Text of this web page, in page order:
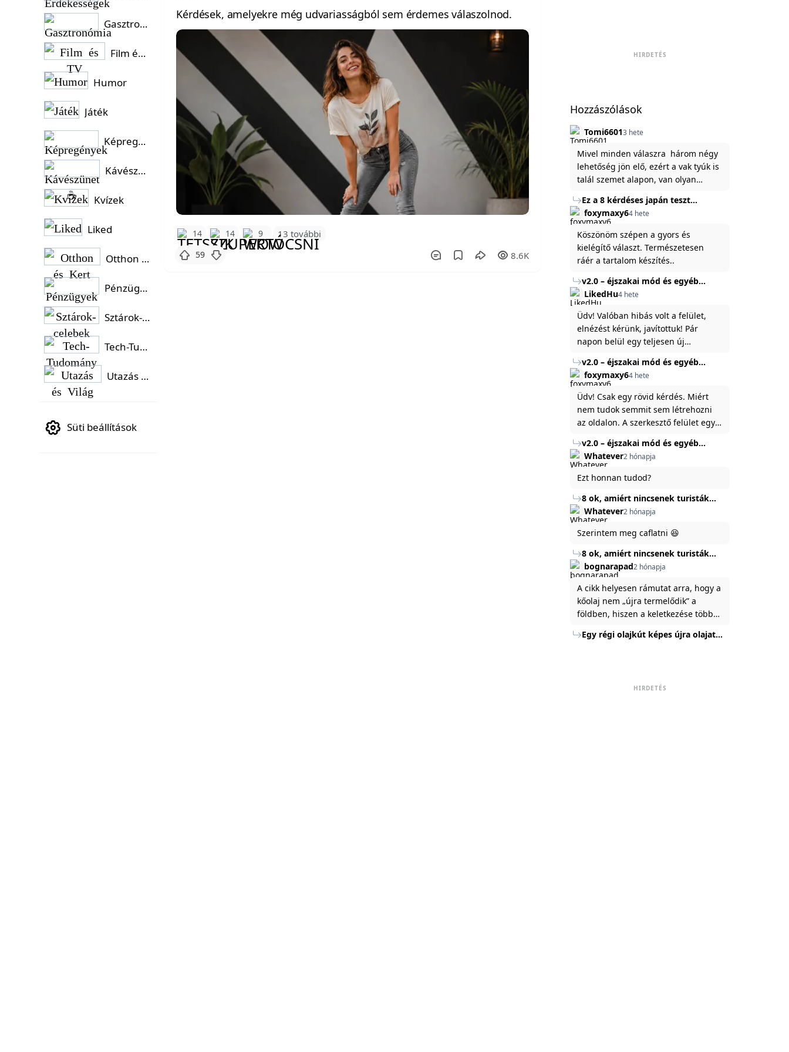
Kérdések, amelyekre még udvariasságból sem érdemes válaszolnod.
14 14 9 13 további
59 8.6K
HIRDETÉS
Hozzászólások
Tomi66013 hete
Mivel minden válaszra három négy
lehetőség jön elő, ezért a vak tyúk is
talál szemet alapon, van olyan
Ez a 8 kérdéses japán teszt
hibátlanul feltárja az igazságot
rólad
foxymaxy64 hete
Köszönöm szépen a gyors és
kielégítő választ. Természetesen
ráér a tartalom készítés..
v2.0 – éjszakai mód és egyéb
fejlesztések
LikedHu4 hete
Üdv! Valóban hibás volt a felület,
elnézést kérünk, javítottuk! Pár
napon belül egy teljesen új
weboldal legújabb, 3.0-ás verzióját,
és vélhetően ez zavart be kicsit.Egy
baráti megjegyzés: ha nem fontos
és tud várni néhány napot a
tartalom, amit készíteni
szeretnél, inkább várj néhány napot,
mert ég és föld lesz a különbség a
jelenlegi rendszer és az új között -
legfőképpen egyébként épp
tartalomkészítési szempontból! :)
v2.0 – éjszakai mód és egyéb
fejlesztések
foxymaxy64 hete
Üdv! Csak egy rövid kérdés. Miért
nem tudok semmit sem létrehozni
az oldalon. A szerkesztő felület egy
Köszönöm ha válaszoltok.
v2.0 – éjszakai mód és egyéb
fejlesztések
Whatever2 hónapja
Ezt honnan tudod?
8 ok, amiért nincsenek turisták
Törökország Fekete-tenger felőli
partján
Whatever2 hónapja
Szerintem meg caflatni 😆
8 ok, amiért nincsenek turisták
Törökország Fekete-tenger felőli
partján
bognarapad2 hónapja
A cikk helyesen rámutat arra, hogy a
kőolaj nem „újra termelődik” a
földben, hiszen a keletkezése több
Energiaügyi Minisztériuma szerint a
nyomáskülönbség kiegyenlítődik,
Egy régi olajkút képes újra olajat
HIRDETÉS
Gasztronómia
Film és TV
Humor
Játék
Képregények
Kávészünet ☕
Kvízek
Liked
Otthon és Kert
Pénzügyek
Sztárok-celebek
Tech-Tudomány
Utazás és Világ
Süti beállítások